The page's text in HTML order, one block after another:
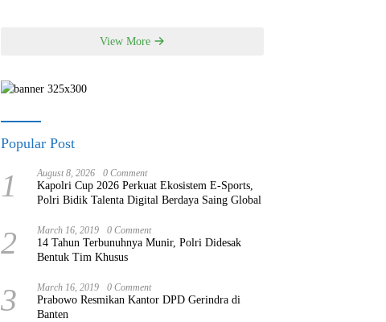
View More
Popular Post
1 August 8, 2026 0 Comment
Kapolri Cup 2026 Perkuat Ekosistem E-Sports,
Polri Bidik Talenta Digital Berdaya Saing Global
2 March 16, 2019 0 Comment
14 Tahun Terbunuhnya Munir, Polri Didesak
Bentuk Tim Khusus
3 March 16, 2019 0 Comment
Prabowo Resmikan Kantor DPD Gerindra di
Banten